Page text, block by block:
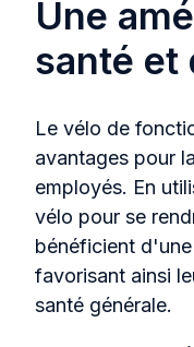
Une
santé et
Le vélo de
avantages pour
employés. En
vélo pour se
bénéficient
favorisant ainsi
santé générale.